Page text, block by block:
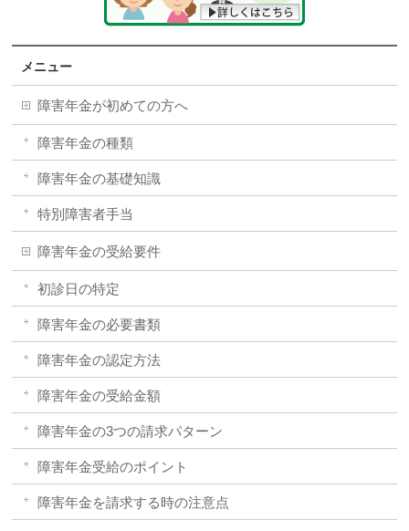
メニュー
障害年金が初めての方へ
障害年金の種類
障害年金の基礎知識
特別障害者手当
障害年金の受給要件
初診日の特定
障害年金の必要書類
障害年金の認定方法
障害年金の受給金額
障害年金の3つの請求パターン
障害年金受給のポイント
障害年金を請求する時の注意点